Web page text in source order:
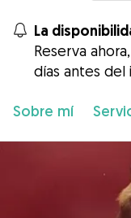
La
Reserva
días antes del
Sobre mí